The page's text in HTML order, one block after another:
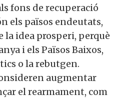
fons de recuperació
els països endeutats,
la idea prosperi, perquè
i els Països Baixos,
o la rebutgen.
augmentar
el rearmament, com